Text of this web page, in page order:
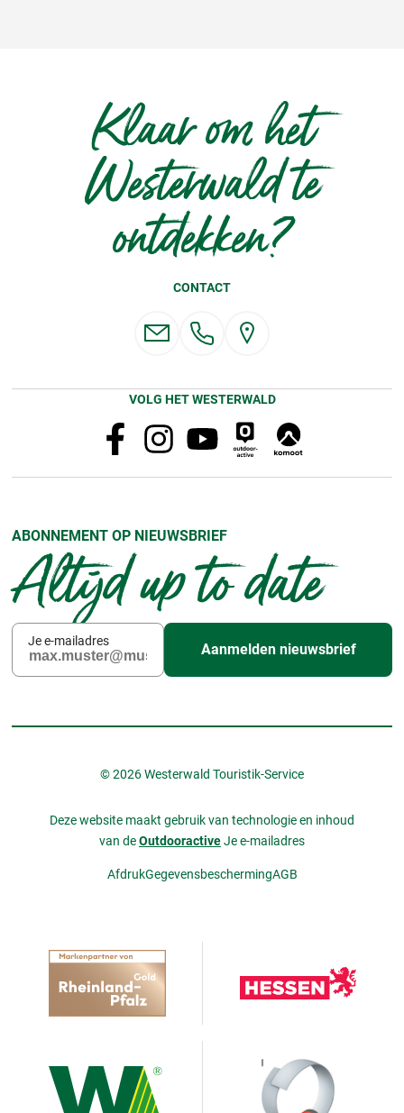
Klaar om het
Westerwald te
ontdekken?
CONTACT
VOLG HET WESTERWALD
ABONNEMENT OP NIEUWSBRIEF
Altijd up to date
Je e-mailadres
Aanmelden nieuwsbrief
© 2026 Westerwald Touristik-Service
Deze website maakt gebruik van technologie en inhoud
van deOutdooractiveJe e-mailadres
AfdrukGegevensbeschermingAGB